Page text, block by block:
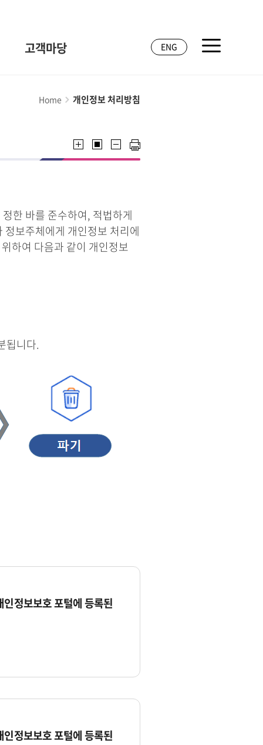
고객마당 ENG
Home 개인정보 처리방침
한 바를 준수하여, 적법하게
보주체에게 개인정보 처리에
하여 다음과 같이 개인정보
됩니다.
정보보호 포털에 등록된
정보보호 포털에 등록된